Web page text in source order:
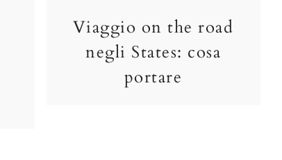
Viaggio on the road
negli States: cosa
portare